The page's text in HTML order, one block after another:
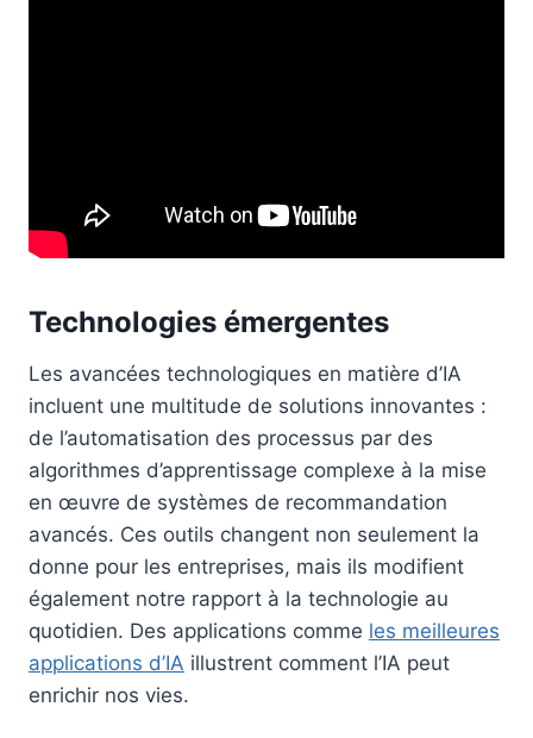
Technologies émergentes
Les avancées technologiques en matière d’IA
incluent une multitude de solutions innovantes :
de l’automatisation des processus par des
algorithmes d’apprentissage complexe à la mise
en œuvre de systèmes de recommandation
avancés. Ces outils changent non seulement la
donne pour les entreprises, mais ils modifient
également notre rapport à la technologie au
quotidien. Des applications comme les meilleures
applications d’IA illustrent comment l’IA peut
enrichir nos vies.